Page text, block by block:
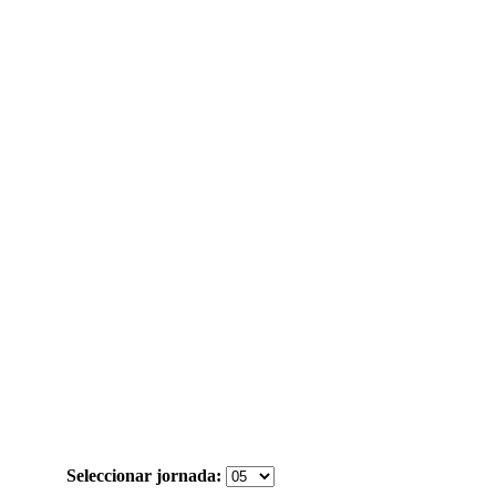
Seleccionar jornada: